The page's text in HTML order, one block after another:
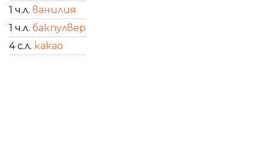
1 ч.л. ванилия
1 ч.л. бакпулвер
4 с.л. какао